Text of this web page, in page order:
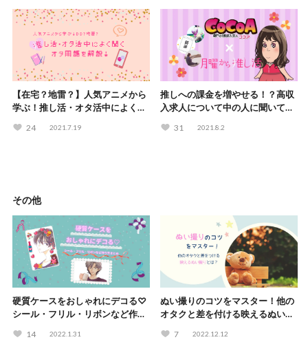
【在宅？地雷？】人気アニメから
学ぶ！推し活・オタ活中によく聞
24 2021.7.19
推しへの課金を増やせる！？高収
入求人について中の人に聞いてみ
× 月曜から推し活】
31 2021.8.2
その他
硬質ケースをおしゃれにデコる♡
シール・フリル・リボンなど作り
14 2022.1.31
ぬい撮りのコツをマスター！他の
オタクと差を付ける映えるぬい撮
7 2022.12.12